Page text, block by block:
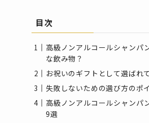
目次
高級ノンアルコールシャンパ
な飲み物？
お祝いのギフトとして選ばれ
失敗しないための選び方のポ
高級ノンアルコールシャンパ
9選